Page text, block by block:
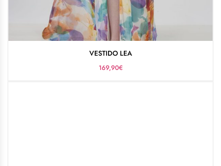
VESTIDO LEA
169,90€